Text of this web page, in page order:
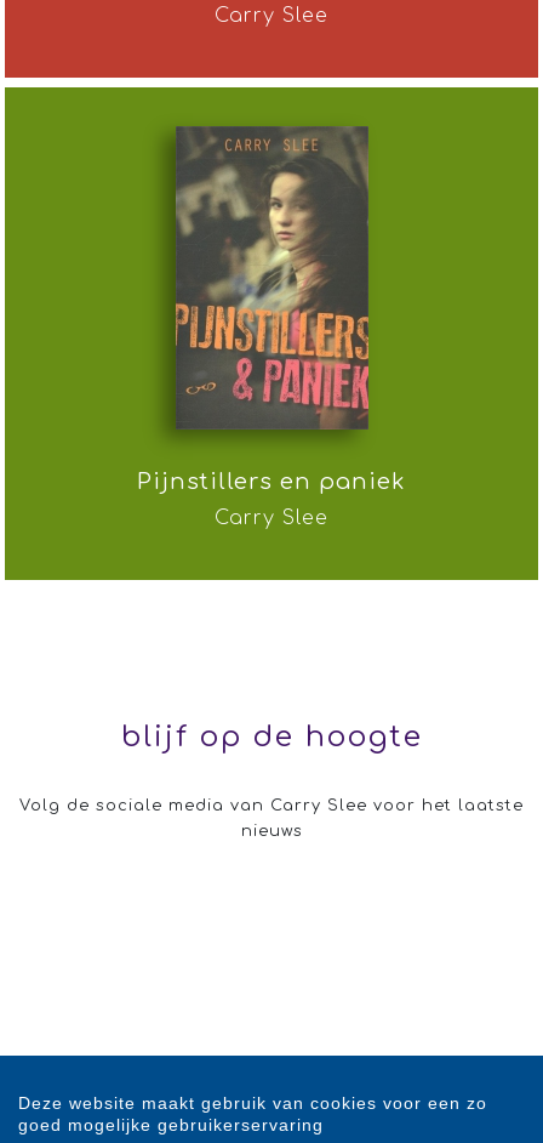
Carry Slee
Pijnstillers en paniek
Carry Slee
blijf op de hoogte
Volg de sociale media van Carry Slee voor het laatste
nieuws
Deze website maakt gebruik van cookies voor een zo
goed mogelijke gebruikerservaring